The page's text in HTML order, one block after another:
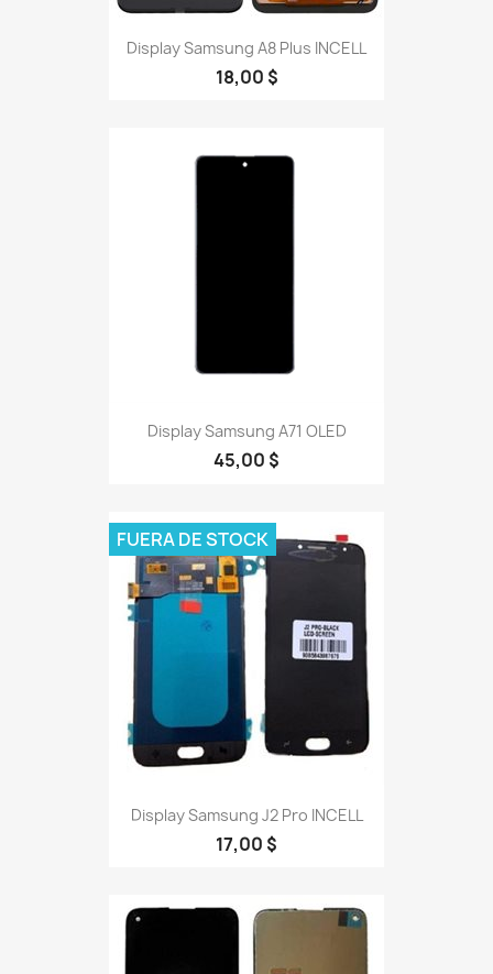
Display Samsung A8 Plus INCELL
18,00 $
Display Samsung A71 OLED
45,00 $
Display Samsung J2 Pro INCELL
17,00 $
FUERA DE STOCK